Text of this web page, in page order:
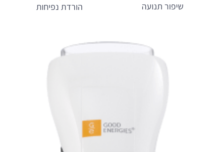
שיפור תנועה הורדת נפיחות